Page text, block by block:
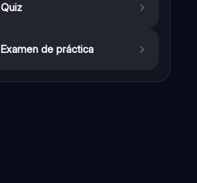
Quiz
Examen de práctica